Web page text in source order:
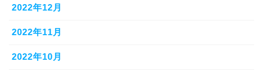
2022年12月
2022年11月
2022年10月